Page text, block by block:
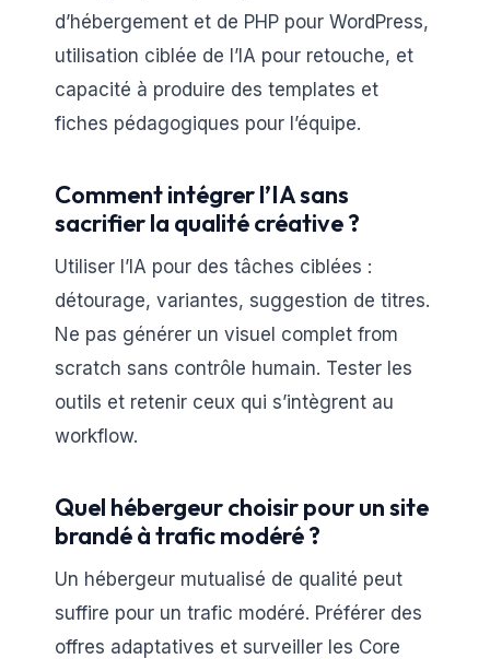
d’hébergement et de PHP pour WordPress,
utilisation ciblée de l’IA pour retouche, et
capacité à produire des templates et
fiches pédagogiques pour l’équipe.
Comment intégrer l’IA sans
sacrifier la qualité créative ?
Utiliser l’IA pour des tâches ciblées :
détourage, variantes, suggestion de titres.
Ne pas générer un visuel complet from
scratch sans contrôle humain. Tester les
outils et retenir ceux qui s’intègrent au
workflow.
Quel hébergeur choisir pour un site
brandé à trafic modéré ?
Un hébergeur mutualisé de qualité peut
suffire pour un trafic modéré. Préférer des
offres adaptatives et surveiller les Core